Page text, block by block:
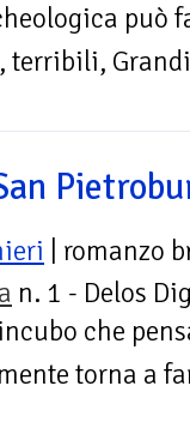
può
| romanzo
n. 1 - Delos
che
torna a